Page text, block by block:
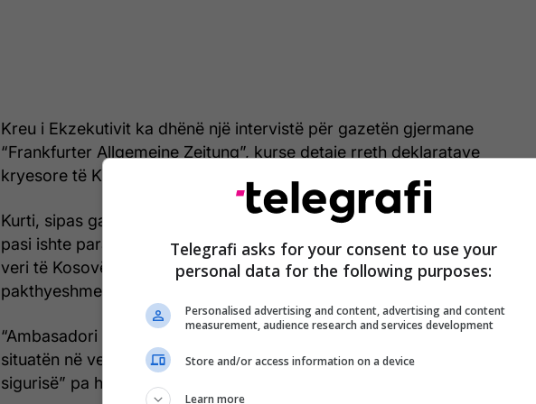
Kreu i Ekzekutivit ka dhënë një intervistë për gazetën gjermane
“Frankfurter Allgemeine Zeitung”, kurse detaje rreth deklaratave
kryesore të Kurtit ka zbuluar gazetari Michael Martens.
Kurti, sipas gazetarit gjerman, ishte dakorduar për krizën e targave
pasi ishte paralajmëruar nga ambasadori i SHBA-së se situata në
veri të Kosovës “mund të përkeqësohet rëndë dhe në mënyrë të
pakthyeshme”.
“Ambasadori amerikan ‘kishte më shumë informacion se unë’ për
situatën në veri”, theksoi Kurti, duke përmendur “shqetësimet e
sigurisë” pa hyrë në detaje”, ka shkruar gazetari Martens në Twitter.
Telegrafi asks for your consent to use your
personal data for the following purposes:
Personalised advertising and content, advertising and content
measurement, audience research and services development
Store and/or access information on a device
Learn more